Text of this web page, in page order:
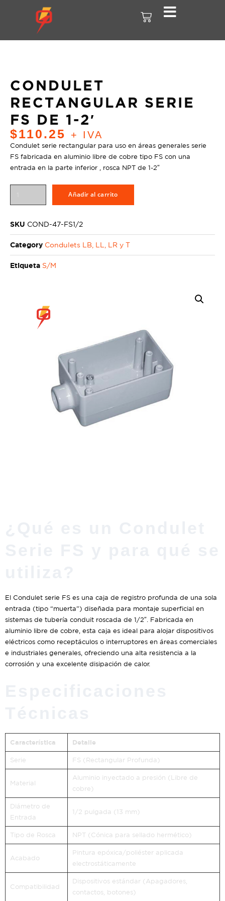
CONDULET
RECTANGULAR SERIE
FS DE 1-2′
$110.25 + IVA
Condulet serie rectangular para uso en áreas generales serie
FS fabricada en aluminio libre de cobre tipo FS con una
entrada en la parte inferior , rosca NPT de 1-2″
Añadir al carrito
SKU COND-47-FS1/2
Category Condulets LB, LL, LR y T
Etiqueta S/M
El Condulet serie FS es una caja de registro profunda de una sola
entrada (tipo “muerta”) diseñada para montaje superficial en
sistemas de tubería conduit roscada de 1/2″. Fabricada en
aluminio libre de cobre, esta caja es ideal para alojar dispositivos
eléctricos como receptáculos o interruptores en áreas comerciales
e industriales generales, ofreciendo una alta resistencia a la
corrosión y una excelente disipación de calor.
Característica Detalle
Serie FS (Rectangular Profunda)
Material
Aluminio inyectado a presión (Libre de
cobre)
Diámetro de
Entrada
1/2 pulgada (13 mm)
Tipo de Rosca NPT (Cónica para sellado hermético)
Acabado
Pintura epóxica/poliéster aplicada
electrostáticamente
Compatibilidad
Dispositivos estándar (Apagadores,
contactos, botones)